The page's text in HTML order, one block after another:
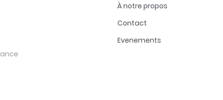
À notre propos
Contact
Evenements